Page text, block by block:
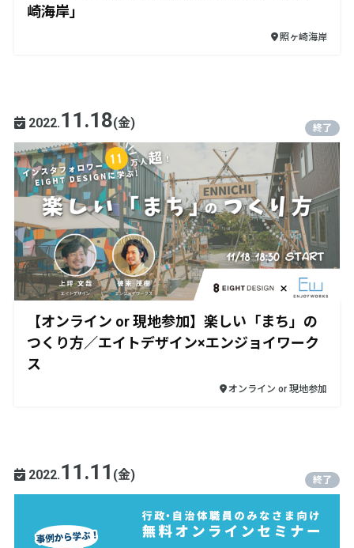
崎海岸」
照ヶ崎海岸
2022.11.18(金) 終了
【オンライン or 現地参加】楽しい「まち」の
つくり方／エイトデザイン×エンジョイワーク
ス
オンライン or 現地参加
2022.11.11 (金) 終了